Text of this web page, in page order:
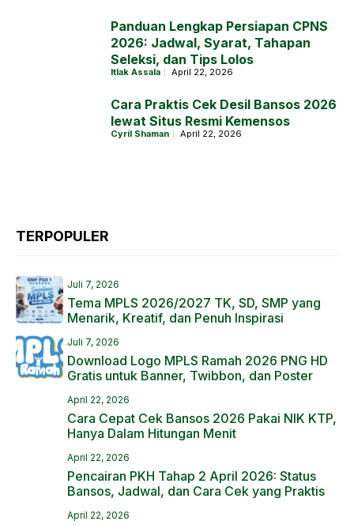
Panduan Lengkap Persiapan CPNS
2026: Jadwal, Syarat, Tahapan
Seleksi, dan Tips Lolos
Itlak Assala April 22, 2026
Cara Praktis Cek Desil Bansos 2026
lewat Situs Resmi Kemensos
Cyril Shaman April 22, 2026
TERPOPULER
Juli 7, 2026
Tema MPLS 2026/2027 TK, SD, SMP yang
Menarik, Kreatif, dan Penuh Inspirasi
Juli 7, 2026
Download Logo MPLS Ramah 2026 PNG HD
Gratis untuk Banner, Twibbon, dan Poster
April 22, 2026
Cara Cepat Cek Bansos 2026 Pakai NIK KTP,
Hanya Dalam Hitungan Menit
April 22, 2026
Pencairan PKH Tahap 2 April 2026: Status
Bansos, Jadwal, dan Cara Cek yang Praktis
April 22, 2026